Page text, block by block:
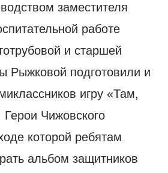
заместителя
работе
и старшей
Рыжковой подготовили и
игру «Там,
Чижовского
которой ребятам
альбом защитников